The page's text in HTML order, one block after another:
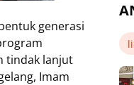
generasi
tindak lanjut
Imam